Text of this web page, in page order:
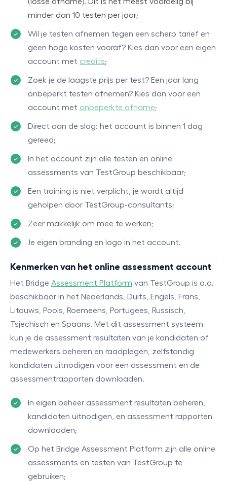
minder dan 10 testen per jaar;
Wil je testen afnemen tegen een scherp tarief en
geen hoge kosten vooraf? Kies dan voor een eigen
account met credits;
Zoek je de laagste prijs per test? Een jaar lang
onbeperkt testen afnemen? Kies dan voor een
account met onbeperkte afname;
Direct aan de slag: het account is binnen 1 dag
gereed;
In het account zijn alle testen en online
assessments van TestGroup beschikbaar;
Een training is niet verplicht, je wordt altijd
geholpen door TestGroup-consultants;
Zeer makkelijk om mee te werken;
Je eigen branding en logo in het account.
Kenmerken van het online assessment account
Het Bridge Assessment Platform van TestGroup is o.a.
beschikbaar in het Nederlands, Duits, Engels, Frans,
Litouws, Pools, Roemeens, Portugees, Russisch,
Tsjechisch en Spaans. Met dit assessment systeem
kun je de assessment resultaten van je kandidaten of
medewerkers beheren en raadplegen, zelfstandig
kandidaten uitnodigen voor een assessment en de
assessmentrapporten downloaden.
In eigen beheer assessment resultaten beheren,
kandidaten uitnodigen, en assessment rapporten
downloaden;
Op het Bridge Assessment Platform zijn alle online
assessments en testen van TestGroup te
gebruiken;